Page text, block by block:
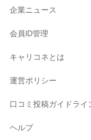
企業ニュース
会員ID管理
キャリコネとは
運営ポリシー
口コミ投稿ガイドライ
ヘルプ